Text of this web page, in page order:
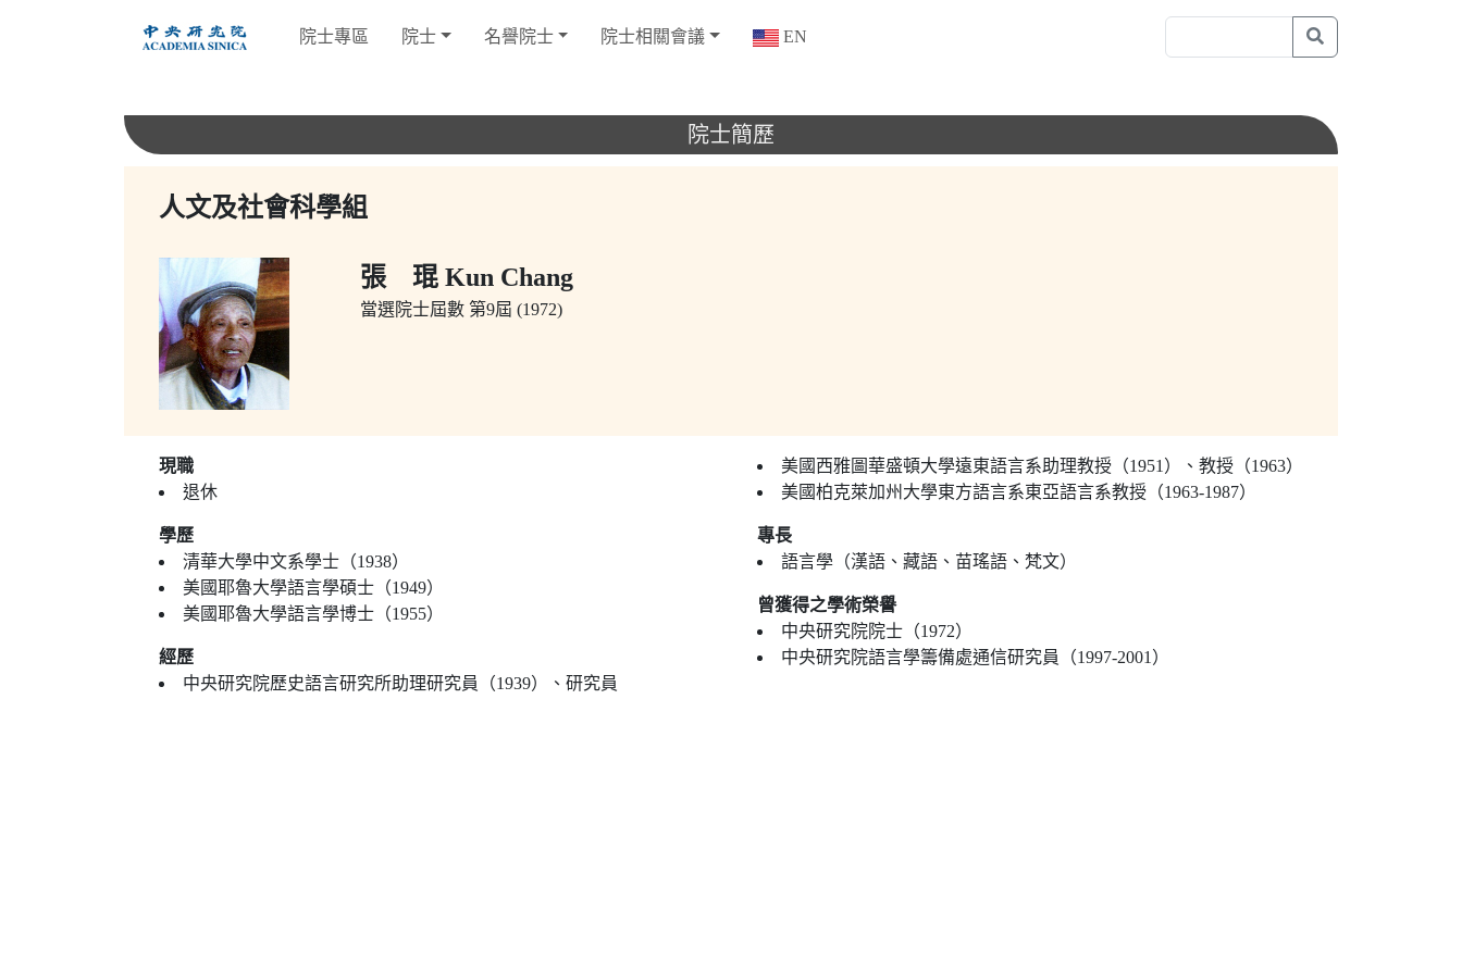
院士專區 院士 名譽院士 院士相關會議 EN
院士簡歷
人文及社會科學組
張 琨 Kun Chang
當選院士屆數 第9屆 (1972)
現職
退休
學歷
清華大學中文系學士（1938）
美國耶魯大學語言學碩士（1949）
美國耶魯大學語言學博士（1955）
經歷
中央研究院歷史語言研究所助理研究員（1939）、研究員
美國西雅圖華盛頓大學遠東語言系助理教授（1951）、教授（1963）
美國柏克萊加州大學東方語言系東亞語言系教授（1963-1987）
專長
語言學（漢語、藏語、苗瑤語、梵文）
曾獲得之學術榮譽
中央研究院院士（1972）
中央研究院語言學籌備處通信研究員（1997-2001）